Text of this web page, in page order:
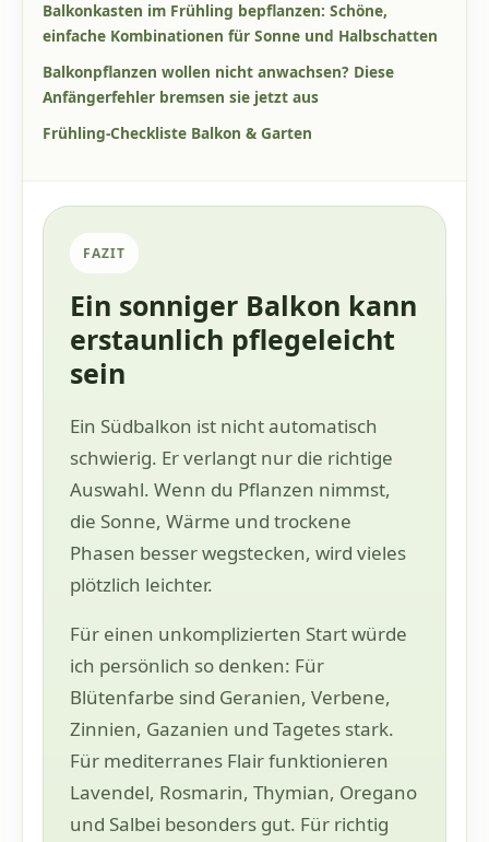
Balkonkasten im Frühling bepflanzen: Schöne,
einfache Kombinationen für Sonne und Halbschatten
Balkonpflanzen wollen nicht anwachsen? Diese
Anfängerfehler bremsen sie jetzt aus
Frühling-Checkliste Balkon & Garten
FAZIT
Ein sonniger Balkon kann
erstaunlich pflegeleicht
sein
Ein Südbalkon ist nicht automatisch
schwierig. Er verlangt nur die richtige
Auswahl. Wenn du Pflanzen nimmst,
die Sonne, Wärme und trockene
Phasen besser wegstecken, wird vieles
plötzlich leichter.
Für einen unkomplizierten Start würde
ich persönlich so denken: Für
Blütenfarbe sind Geranien, Verbene,
Zinnien, Gazanien und Tagetes stark.
Für mediterranes Flair funktionieren
Lavendel, Rosmarin, Thymian, Oregano
und Salbei besonders gut. Für richtig